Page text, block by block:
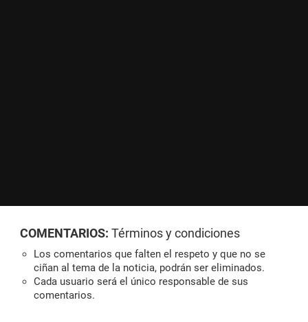
COMENTARIOS: Términos y condiciones
Los comentarios que falten el respeto y que no se
ciñan al tema de la noticia, podrán ser eliminados.
Cada usuario será el único responsable de sus
comentarios.